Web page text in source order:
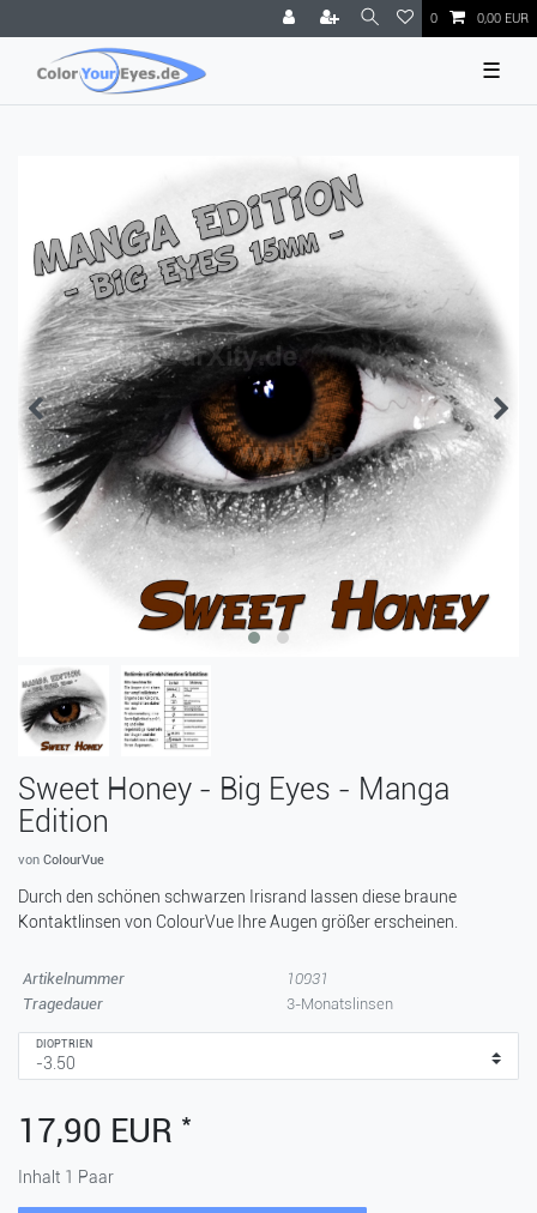
0 0,00 EUR
☰
Sweet Honey - Big Eyes - Manga
Edition
von ColourVue
Durch den schönen schwarzen Irisrand lassen diese braune
Kontaktlinsen von ColourVue Ihre Augen größer erscheinen.
Artikelnummer
10931
Tragedauer
3-Monatslinsen
DIOPTRIEN
17,90 EUR *
Inhalt 1 Paar